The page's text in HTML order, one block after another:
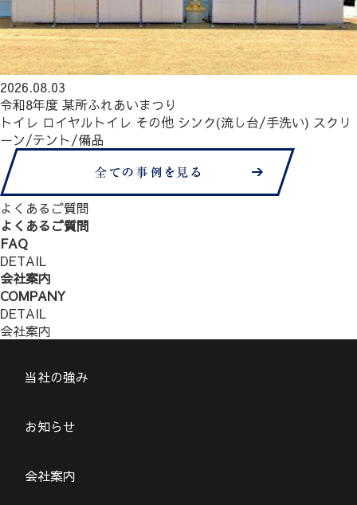
2026.08.03
令和8年度 某所ふれあいまつり
トイレ ロイヤルトイレ その他 シンク(流し台/手洗い) スクリ
ーン/テント/備品
よくあるご質問
よくあるご質問
FAQ
DETAIL
会社案内
COMPANY
DETAIL
会社案内
当社の強み
お知らせ
会社案内